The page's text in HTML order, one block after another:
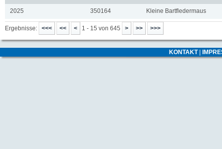
2025 350164 Kleine Bartfledermaus
Ergebnisse: 1 - 15 von 645
KONTAKT|